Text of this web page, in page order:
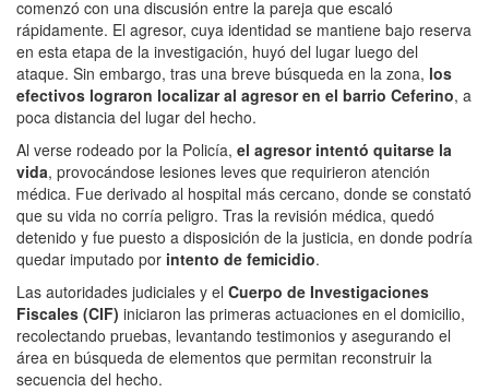
comenzó con una discusión entre la pareja que escaló
rápidamente. El agresor, cuya identidad se mantiene bajo reserva
en esta etapa de la investigación, huyó del lugar luego del
ataque. Sin embargo, tras una breve búsqueda en la zona, los
efectivos lograron localizar al agresor en el barrio Ceferino, a
poca distancia del lugar del hecho.
Al verse rodeado por la Policía, el agresor intentó quitarse la
vida, provocándose lesiones leves que requirieron atención
médica. Fue derivado al hospital más cercano, donde se constató
que su vida no corría peligro. Tras la revisión médica, quedó
detenido y fue puesto a disposición de la justicia, en donde podría
quedar imputado por intento de femicidio.
Las autoridades judiciales y el Cuerpo de Investigaciones
Fiscales (CIF) iniciaron las primeras actuaciones en el domicilio,
recolectando pruebas, levantando testimonios y asegurando el
área en búsqueda de elementos que permitan reconstruir la
secuencia del hecho.